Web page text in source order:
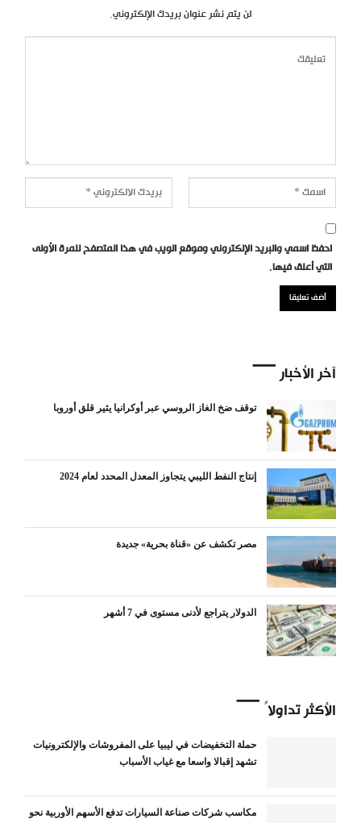
لن يتم نشر عنوان بريدك الإلكتروني.
احفظ اسمي والبريد الإلكتروني وموقع الويب في هذا المتصفح للمرة الأولى
التي أعلق فيها.
آخر الأخبار
توقف ضخ الغاز الروسي عبر أوكرانيا يثير قلق أوروبا
إنتاج النفط الليبي يتجاوز المعدل المحدد لعام 2024
مصر تكشف عن «قناة بحرية» جديدة
الدولار يتراجع لأدنى مستوى في 7 أشهر
الأكثر تداولاً
حملة التخفيضات في ليبيا على المفروشات والإلكترونيات
تشهد إقبالا واسعا مع غياب الأسباب
مكاسب شركات صناعة السيارات تدفع الأسهم الأوربية نحو